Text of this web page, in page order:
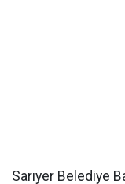
Sarıyer Belediye